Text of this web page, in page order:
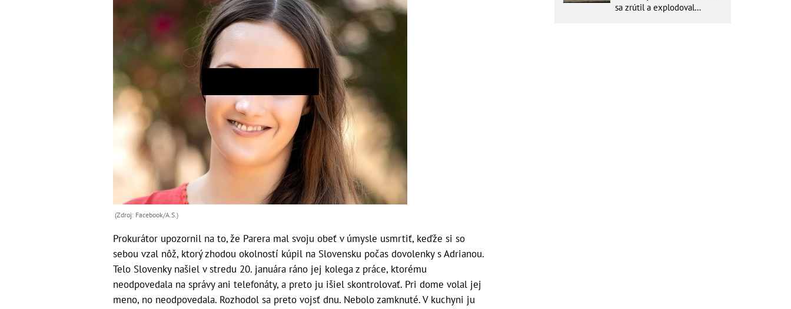
(Zdroj: Facebook/A.S.)
Prokurátor upozornil na to, že Parera mal svoju obeť v úmysle usmrtiť, keďže si so
sebou vzal nôž, ktorý zhodou okolností kúpil na Slovensku počas dovolenky s Adrianou.
Telo Slovenky našiel v stredu 20. januára ráno jej kolega z práce, ktorému
neodpovedala na správy ani telefonáty, a preto ju išiel skontrolovať. Pri dome volal jej
meno, no neodpovedala. Rozhodol sa preto vojsť dnu. Nebolo zamknuté. V kuchyni ju
sa zrútil a explodoval